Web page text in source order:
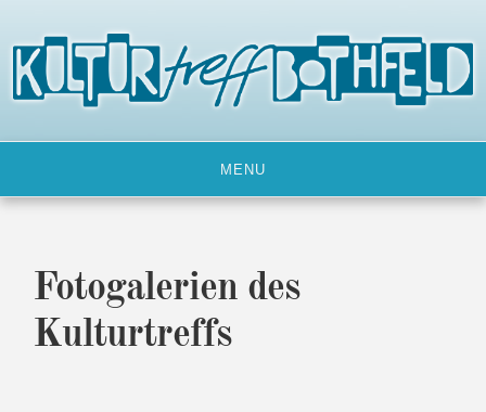
content
MENU
Fotogalerien des
Kulturtreffs